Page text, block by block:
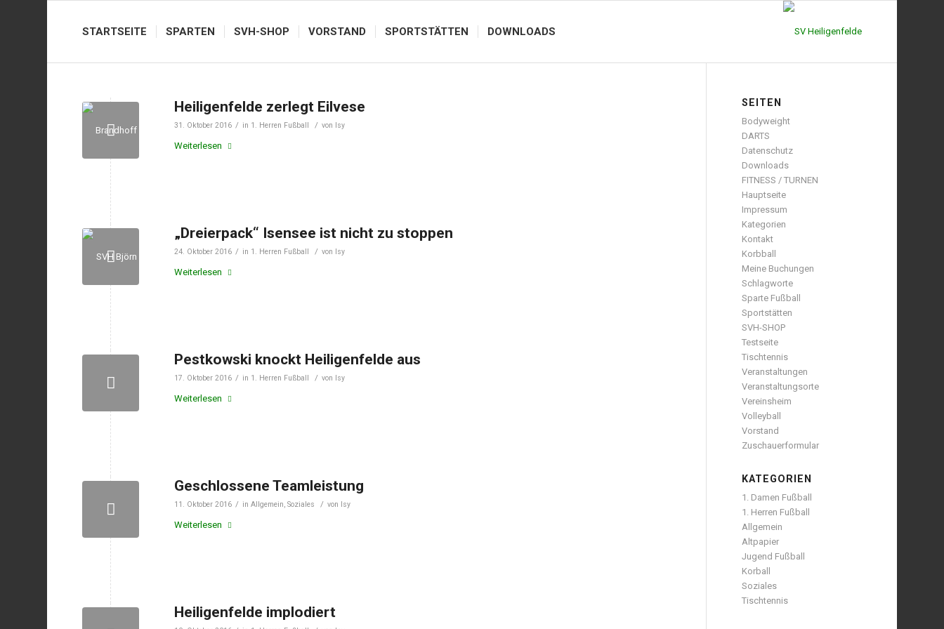
STARTSEITE SPARTEN SVH-SHOP VORSTAND SPORTSTÄTTEN DOWNLOADS
Heiligenfelde zerlegt Eilvese
31. Oktober 2016 / in 1. Herren Fußball / von Isy
Weiterlesen
„Dreierpack“ Isensee ist nicht zu stoppen
24. Oktober 2016 / in 1. Herren Fußball / von Isy
Weiterlesen
Pestkowski knockt Heiligenfelde aus
17. Oktober 2016 / in 1. Herren Fußball / von Isy
Weiterlesen
Geschlossene Teamleistung
11. Oktober 2016 / inAllgemein,Soziales / von Isy
Weiterlesen
Heiligenfelde implodiert
SEITEN
Bodyweight
DARTS
Datenschutz
Downloads
FITNESS / TURNEN
Hauptseite
Impressum
Kategorien
Kontakt
Korbball
Meine Buchungen
Schlagworte
Sparte Fußball
Sportstätten
SVH-SHOP
Testseite
Tischtennis
Veranstaltungen
Veranstaltungsorte
Vereinsheim
Volleyball
Vorstand
Zuschauerformular
KATEGORIEN
1. Damen Fußball
1. Herren Fußball
Allgemein
Altpapier
Jugend Fußball
Korball
Soziales
Tischtennis